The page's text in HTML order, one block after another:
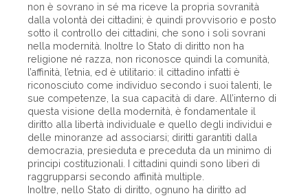
non è sovrano in sé ma riceve la propria sovranità
dalla volontà dei cittadini; è quindi provvisorio e posto
sotto il controllo dei cittadini, che sono i soli sovrani
nella modernità. Inoltre lo Stato di diritto non ha
religione né razza, non riconosce quindi la comunità,
l’affinità, l’etnia, ed è utilitario: il cittadino infatti è
riconosciuto come individuo secondo i suoi talenti, le
sue competenze, la sua capacità di dare. All’interno di
questa visione della modernità, è fondamentale il
diritto alla libertà individuale e quello degli individui e
delle minoranze ad associarsi; diritti garantiti dalla
democrazia, presieduta e preceduta da un minimo di
principi costituzionali. I cittadini quindi sono liberi di
raggrupparsi secondo affinità multiple.
Inoltre, nello Stato di diritto, ognuno ha diritto ad